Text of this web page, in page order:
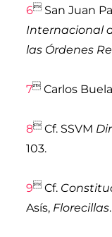
6 San Juan
Internacional
las Órdenes
7 Carlos
8 Cf. SSVM
103.
9 Cf.
Asís, Florecillas.